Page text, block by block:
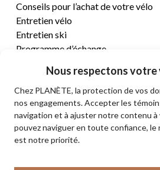
Nous respectons votre
Chez PLANÈTE, la protection de vos
nos engagements. Accepter les
navigation et à ajuster notre contenu à
pouvez naviguer en toute confiance,
est notre priorité.
Sous-total:
Conseils pour l’achat de votre vélo
Entretien vélo
Entretien ski
Programme d’échange
CENTRE D’AIDE
Termes et conditions de vente
Retours et remboursements
Politique de confidentialité